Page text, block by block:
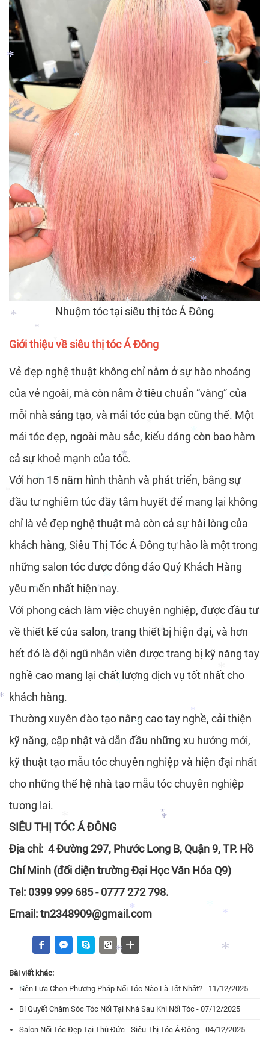
*
*
*
*
*
*
*
*
*
*
*
*
*
*
*
*
*
*
*
*
*
*
*
*
*
*
*
*
Nhuộm tóc tại siêu thị tóc Á Đông
Giới thiệu về siêu thị tóc Á Đông
Vẻ đẹp nghệ thuật không chỉ nằm ở sự hào nhoáng
của vẻ ngoài, mà còn nằm ở tiêu chuẩn “vàng” của
mỗi nhà sáng tạo, và mái tóc của bạn cũng thế. Một
mái tóc đẹp, ngoài màu sắc, kiểu dáng còn bao hàm
cả sự khoẻ mạnh của tóc.
Với hơn 15 năm hình thành và phát triển, bằng sự
đầu tư nghiêm túc đầy tâm huyết để mang lại không
chỉ là vẻ đẹp nghệ thuật mà còn cả sự hài lòng của
khách hàng, Siêu Thị Tóc Á Đông tự hào là một trong
những salon tóc được đông đảo Quý Khách Hàng
yêu mến nhất hiện nay.
Với phong cách làm việc chuyên nghiệp, được đầu tư
về thiết kế của salon, trang thiết bị hiện đại, và hơn
hết đó là đội ngũ nhân viên được trang bị kỹ năng tay
nghề cao mang lại chất lượng dịch vụ tốt nhất cho
khách hàng.
Thường xuyên đào tạo nâng cao tay nghề, cải thiện
kỹ năng, cập nhật và dẫn đầu những xu hướng mới,
kỹ thuật tạo mẫu tóc chuyên nghiệp và hiện đại nhất
cho những thế hệ nhà tạo mẫu tóc chuyên nghiệp
tương lai.
SIÊU THỊ TÓC Á ĐÔNG
Địa chỉ: 4 Đường 297, Phước Long B, Quận 9, TP. Hồ
Chí Minh (đối diện trường Đại Học Văn Hóa Q9)
Tel: 0399 999 685 - 0777 272 798.
Email: tn2348909@gmail.com
Bài viết khác:
Nên Lựa Chọn Phương Pháp Nối Tóc Nào Là Tốt Nhất? - 11/12/2025
Bí Quyết Chăm Sóc Tóc Nối Tại Nhà Sau Khi Nối Tóc - 07/12/2025
Salon Nối Tóc Đẹp Tại Thủ Đức - Siêu Thị Tóc Á Đông - 04/12/2025